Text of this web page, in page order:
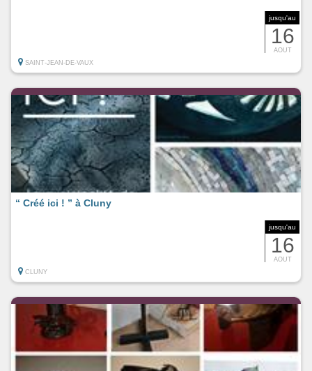
jusqu'au
16
AOUT
SAINT-JEAN-DE-VAUX
jusqu'au
16
AOUT
“ Créé ici ! ” à Cluny
CLUNY